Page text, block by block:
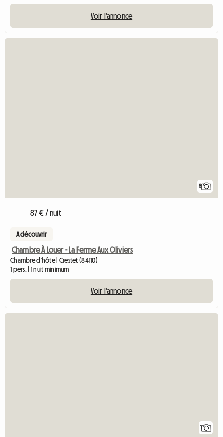
Voir l'annonce
8
87 € / nuit
A découvrir
Chambre À Louer - La Ferme Aux Oliviers
Chambre d'hôte | Crestet (84110)
1 pers. | 1 nuit minimum
Voir l'annonce
1